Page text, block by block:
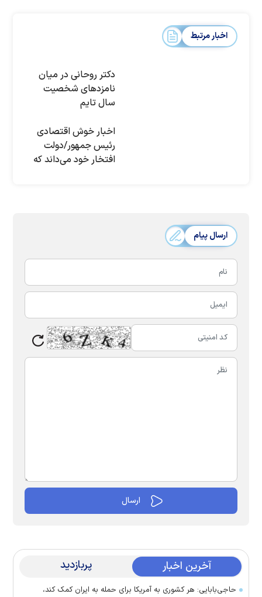
اخبار مرتبط
دکتر روحانی در میان
نامزدهای شخصیت
سال تایم
اخبار خوش اقتصادی
رئیس جمهور/دولت
افتخار خود می‌داند که
ارسال پیام
آخرین اخبار پربازدید
حاجی‌بابایی: هر کشوری به آمریکا برای حمله به ایران کمک کند،